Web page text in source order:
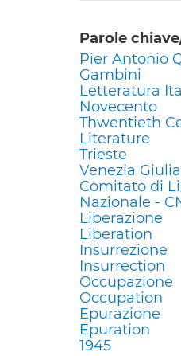
Parole
Pier Antonio
Gambini
Letteratura
Novecento
Thwentieth
Literature
Trieste
Venezia Giulia
Comitato di
Nazionale -
Liberazione
Liberation
Insurrezione
Insurrection
Occupazione
Occupation
Epurazione
Epuration
1945